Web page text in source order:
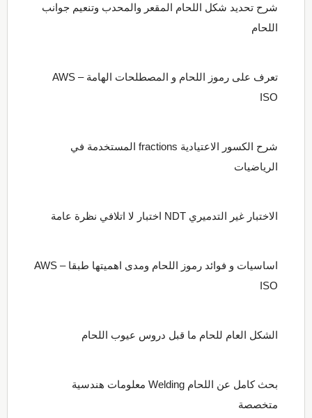
شرح تحديد شكل اللحام المقعر والمحدب وتنعيم جوانب
اللحام
تعرف على رموز اللحام و المصطلحات الهامة AWS –
ISO
شرح الكسور الاعتيادية fractions المستخدمة في
الرياضيات
الاختبار غير التدميري NDT اختبار لا اتلافي نظرة عامة
اساسيات و فوائد رموز اللحام ومدى اهميتها طبقا AWS –
ISO
الشكل العام للحام ما قبل دروس عيوب اللحام
بحث كامل عن اللحام Welding معلومات هندسية
متخصصة